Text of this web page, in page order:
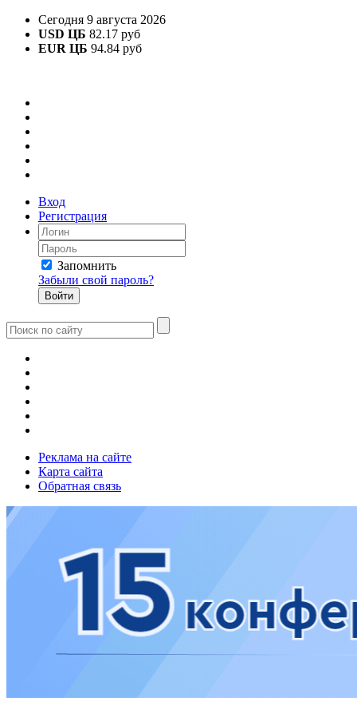
Сегодня 9 августа 2026
USD ЦБ 82.17 руб
EUR ЦБ 94.84 руб
Вход
Регистрация
Запомнить
Забыли свой пароль?
Реклама на сайте
Карта сайта
Обратная связь